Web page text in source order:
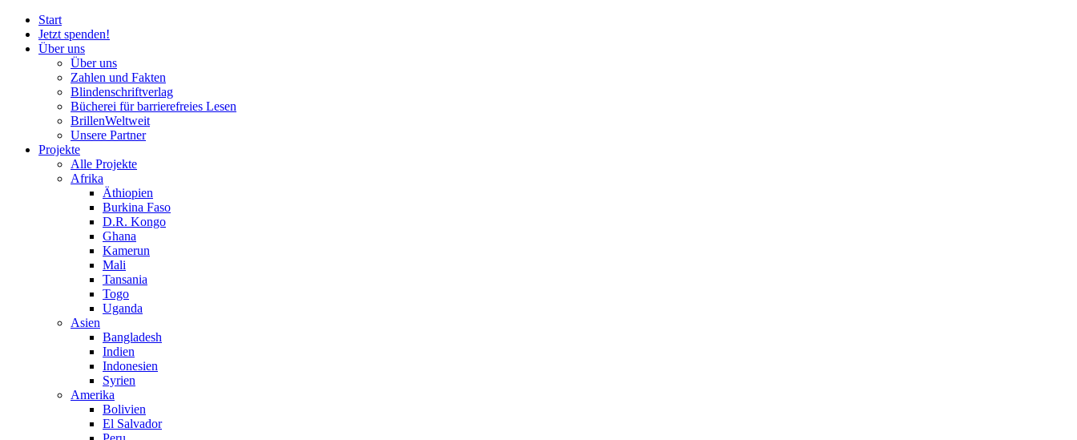
Start
Jetzt spenden!
Über uns
Über uns
Zahlen und Fakten
Blindenschriftverlag
Bücherei fürbarrierefreies Lesen
BrillenWeltweit
Unsere Partner
Projekte
Alle Projekte
Afrika
Äthiopien
Burkina Faso
D.R. Kongo
Ghana
Kamerun
Mali
Tansania
Togo
Uganda
Asien
Bangladesh
Indien
Indonesien
Syrien
Amerika
Bolivien
El Salvador